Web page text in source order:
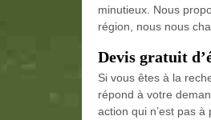
minutieux. Nous
région, nous nous
Devis gratuit
Si vous êtes à la
répond à votre
action qui n’est pas